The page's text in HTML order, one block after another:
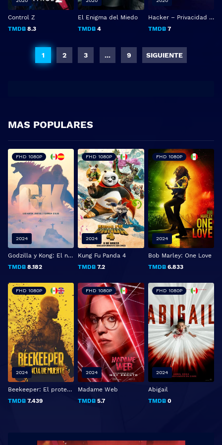
Control Z
TMDB 8.3
El Enigma del Miedo
TMDB 4
Hacker – Privacidad Violada
TMDB7
1 2 3 ... 9 SIGUIENTE
MAS POPULARES
Godzilla y Kong: El nuevo imperio
TMDB 8.182
FHD 1080P
2024
Kung Fu Panda 4
TMDB 7.2
FHD 1080P
2024
Bob Marley: One Love
TMDB6.833
FHD 1080P
2024
Beekeeper: El protector
TMDB 7.439
FHD 1080P
2024
Madame Web
TMDB 5.7
FHD 1080P
2024
Abigail
TMDB0
FHD 1080P
2024